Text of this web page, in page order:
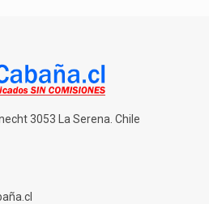
3053 La Serena. Chile